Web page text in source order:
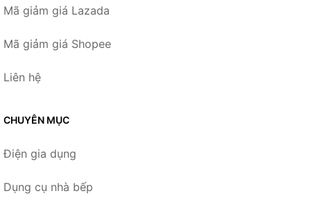
Mã giảm giá Lazada
Mã giảm giá Shopee
Liên hệ
CHUYÊN MỤC
Điện gia dụng
Dụng cụ nhà bếp